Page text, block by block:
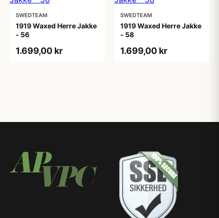
SWEDTEAM
1919 Waxed Herre Jakke
- 56
1.699,00 kr
SWEDTEAM
1919 Waxed Herre Jakke
- 58
1.699,00 kr